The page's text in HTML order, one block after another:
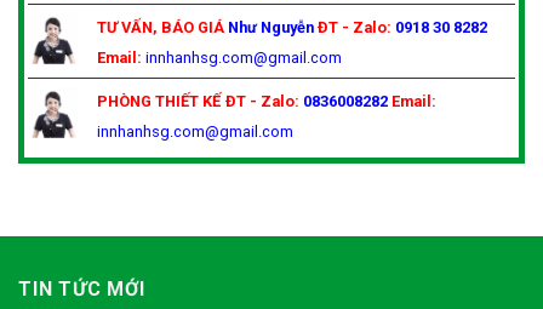
TƯ VẤN, BÁO GIÁ Như Nguyễn ĐT - Zalo: 0918 30 8282
Email: innhanhsg.com@gmail.com
PHÒNG THIẾT KẾ ĐT - Zalo: 0836008282 Email:
innhanhsg.com@gmail.com
TIN TỨC MỚI